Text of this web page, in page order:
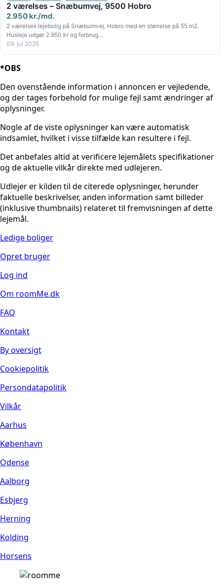
2 værelses – Snæbumvej, 9500 Hobro
2.950 kr./md.
2 værelses lejebolig på Snæbumvej, Hobro med en størrelse på 55 m2.
Husleje udgør 2.950 kr og forbrug…
09. jul 2026
*OBS
Den ovenstående information i annoncen er vejledende,
og der tages forbehold for mulige fejl samt ændringer af
oplysninger.
Nogle af de viste oplysninger kan være automatisk
indsamlet, hvilket i visse tilfælde kan resultere i fejl.
Det anbefales altid at verificere lejemålets specifikationer
og de aktuelle vilkår direkte med udlejeren.
Udlejer er kilden til de citerede oplysninger, herunder
faktuelle beskrivelser, anden information samt billeder
(inklusive thumbnails) relateret til fremvisningen af dette
lejemål.
Ledige boliger
Opret bruger
Log ind
Om roomMe.dk
FAQ
Kontakt
By oversigt
Cookiepolitik
Persondatapolitik
Vilkår
Aarhus
København
Odense
Aalborg
Esbjerg
Herning
Kolding
Horsens